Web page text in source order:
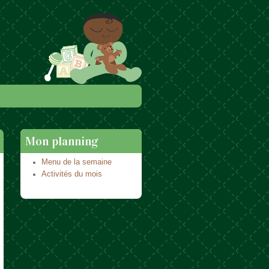
Mon planning
Menu de la semaine
Activités du mois